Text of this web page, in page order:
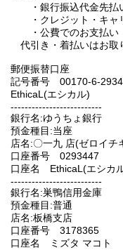
・銀行振込代金先払
・クレジット・キャ
・公費でのお支払い
代引き・着払いはお取
郵便振替口座
記号番号 00170-6-
EthicaL(エシカル)
--------------------------
銀行名:ゆうちょ銀行
預金種目:当座
店名:〇一九 店(ゼロイチ
口座番号 0293447
口座名 EthicaL(エシカ
--------------------------
銀行名:巣鴨信用金庫
預金種目:普通
店名:板橋支店
口座番号 3178365
口座名 ミズタ マコト